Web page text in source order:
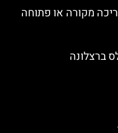
מקורה או פתוחה
ברצלונה